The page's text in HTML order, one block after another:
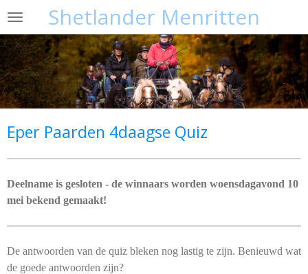
Ga
naar
de
hoofdinhoud
Shetlander Menritten
Eper Paarden 4daagse Quiz
Deelname is gesloten - de winnaars worden woensdagavond 10
mei bekend gemaakt!
De antwoorden van de quiz bleken nog lastig te zijn. Benieuwd wat
de goede antwoorden zijn?